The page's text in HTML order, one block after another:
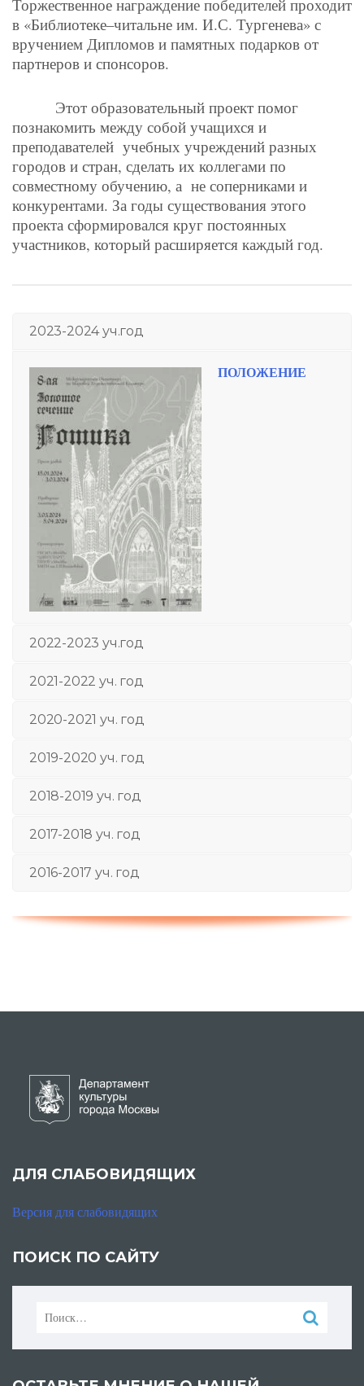
Торжественное награждение победителей проходит
в «Библиотеке–читальне им. И.С. Тургенева» с
вручением Дипломов и памятных подарков от
партнеров и спонсоров.
Этот образовательный проект помог
познакомить между собой учащихся и
преподавателей учебных учреждений разных
городов и стран, сделать их коллегами по
совместному обучению, а не соперниками и
конкурентами. За годы существования этого
проекта сформировался круг постоянных
участников, который расширяется каждый год.
2023-2024 уч.год
ПОЛОЖЕНИЕ
2022-2023 уч.год
2021-2022 уч. год
2020-2021 уч. год
2019-2020 уч. год
2018-2019 уч. год
2017-2018 уч. год
2016-2017 уч. год
ДЛЯ СЛАБОВИДЯЩИХ
Версия для слабовидящих
ПОИСК ПО САЙТУ
Найти: